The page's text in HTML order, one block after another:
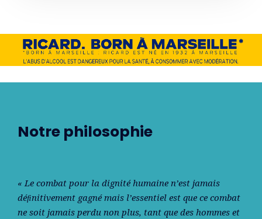
Notre philosophie
« Le combat pour la dignité humaine n’est jamais
déﬁnitivement gagné mais l’essentiel est que ce combat
ne soit jamais perdu non plus, tant que des hommes et